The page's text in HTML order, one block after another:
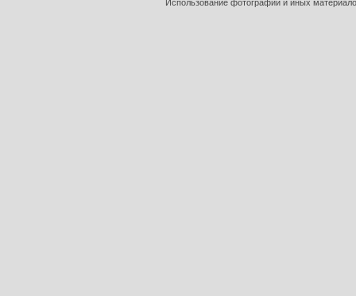
Использование фотографий и иных